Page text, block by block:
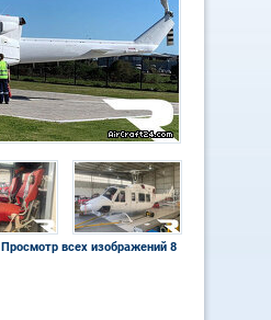
Просмотр всех изображений 8